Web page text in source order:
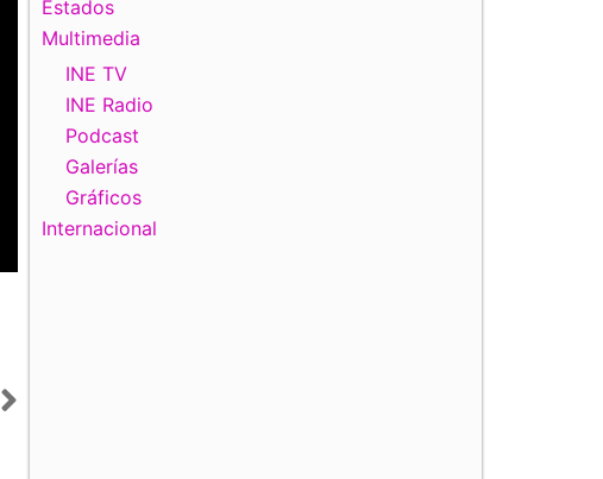
Siguiente
Estados
Multimedia
INE TV
INE Radio
Podcast
Galerías
Gráficos
Internacional